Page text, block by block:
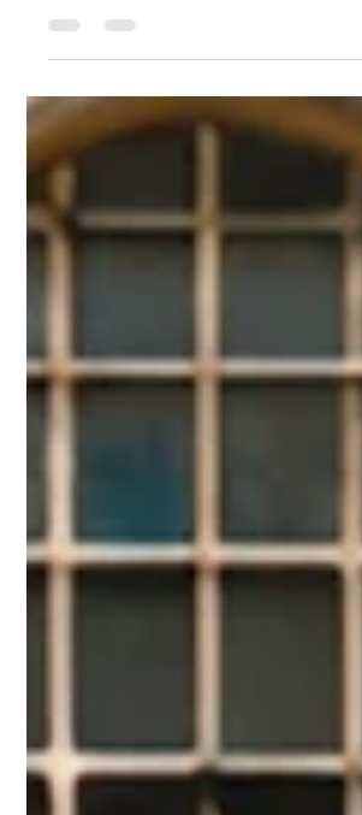
Ahora es un gran momento para
estudio en el extranjero, ya sea
Secundaria o Prepa, o incluso para